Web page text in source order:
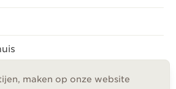
maken op onze website